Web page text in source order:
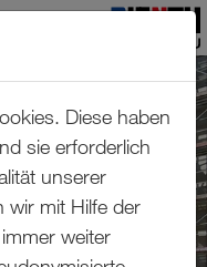
Diese haben
sie erforderlich
unserer
wir mit Hilfe der
weiter